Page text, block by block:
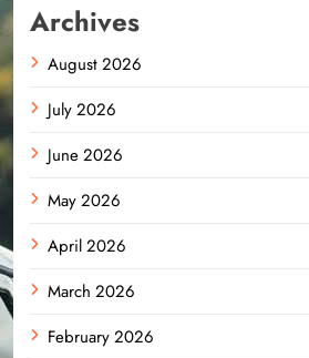
Archives
August 2026
July 2026
June 2026
May 2026
April 2026
March 2026
February 2026